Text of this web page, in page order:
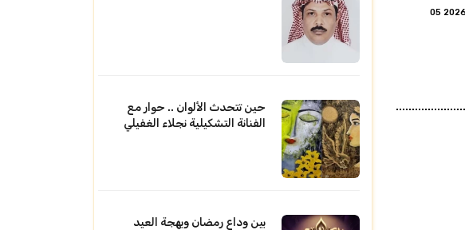
حين تتحدث الألوان .. حوار مع
الفنانة التشكيلية نجلاء الغفيلي
بين وداع رمضان وبهجة العيد